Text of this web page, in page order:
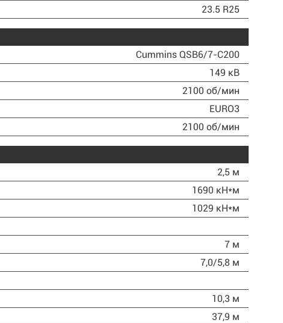
23.5 R25
Cummins QSB6/7-C200
149 кВ
2100 об/мин
EURO3
2100 об/мин
2,5 м
1690 кН*м
1029 кН*м
7 м
7,0/5,8 м
10,3 м
37,9 м